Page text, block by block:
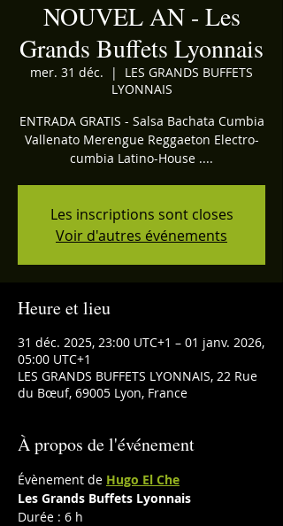
NOUVEL AN - Les
Grands Buffets Lyonnais
mer. 31 déc.
  |
LES GRANDS BUFFETS
LYONNAIS
ENTRADA GRATIS - Salsa Bachata Cumbia
Vallenato Merengue Reggaeton Electro-
cumbia Latino-House ....
Les inscriptions sont closes
Voir d'autres événements
Heure et lieu
31 déc. 2025, 23:00 UTC+1 – 01 janv. 2026,
05:00 UTC+1
LES GRANDS BUFFETS LYONNAIS, 22 Rue
du Bœuf, 69005 Lyon, France
À propos de l'événement
Évènement de Hugo El Che
Les Grands Buffets Lyonnais
Durée : 6 h